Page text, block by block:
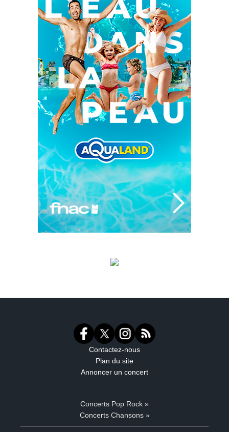
Contactez-nous
Plan du site
Annoncer un concert
Concerts Pop Rock »
Concerts Chansons »